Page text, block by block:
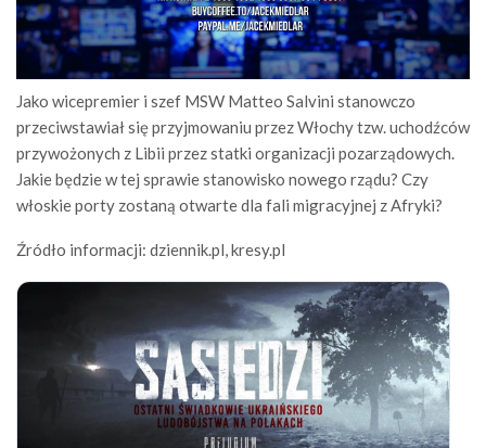
Jako wicepremier i szef MSW Matteo Salvini stanowczo
przeciwstawiał się przyjmowaniu przez Włochy tzw. uchodźców
przywożonych z Libii przez statki organizacji pozarządowych.
Jakie będzie w tej sprawie stanowisko nowego rządu? Czy
włoskie porty zostaną otwarte dla fali migracyjnej z Afryki?
Źródło informacji: dziennik.pl, kresy.pl